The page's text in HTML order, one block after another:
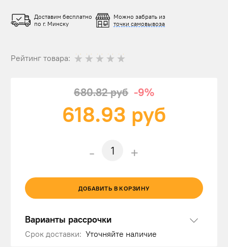
Доставим бесплатно
по г. Минску
Можно забрать из
точки самовывоза
Рейтинг товара:
680.82 руб -9%
618.93 руб
- +
ДОБАВИТЬ В КОРЗИНУ
Варианты рассрочки
Срок доставки: Уточняйте наличие